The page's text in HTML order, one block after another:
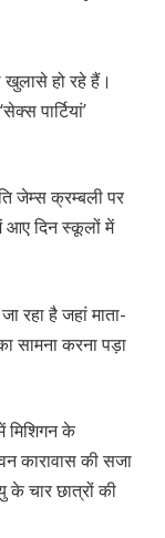
हो रहे हैं।
पार्टियां’
जेम्स क्रम्बली पर
आए दिन स्कूलों में
रहा है जहां माता-
सामना करना पड़ा
मिशिगन के
कारावास की सजा
के चार छात्रों की